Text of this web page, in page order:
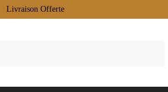
Livraison Offerte